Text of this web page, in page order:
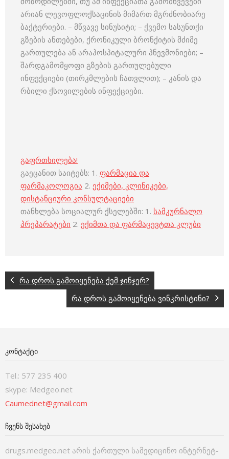
არიან ლევოფლოქსაცინის მიმართ მგრძნობიარე
ბაქტერიები. – მწვავე სინუსიტი; – ქვემო სასუნთქი
გზების ანთებები, ქრონიკული ბრონქიტის მძიმე
გართულება ან არაჰოსპიტალური პნევმონიები; –
შარდგამომყოფი გზების გართულებული
ინფექციები (თირკმლების ჩათვლით); – კანის და
რბილი ქსოვილების ინფექციები.
გაფრთხილება!
გაეცანით საიტებს: 1. ფარმაცია და
ფარმაკოლოგია 2. ექიმები, კლინიკები,
დისტანციური კონსულტაციები
თანხლება სოციალურ ქსელებში: 1. სამკურნალო
პრეპარატები 2. ექიმთა და ფარმაცევტთა კლუბი
რა დროს გამოიყენება ქემ ჯინჯერ?
რა დროს გამოიყენება ვინკრისტინი?
ᲙᲝᲜᲢᲐᲥᲢᲘ
Tel.: 577 235 400
skype: Medgeo.net
Caumednet@gmail.com
ᲩᲕᲔᲜᲡ ᲨᲔᲡᲐᲮᲔᲑ
drugs.medgeo.net არის ქართული სამედიცინო ინტერნეტ-